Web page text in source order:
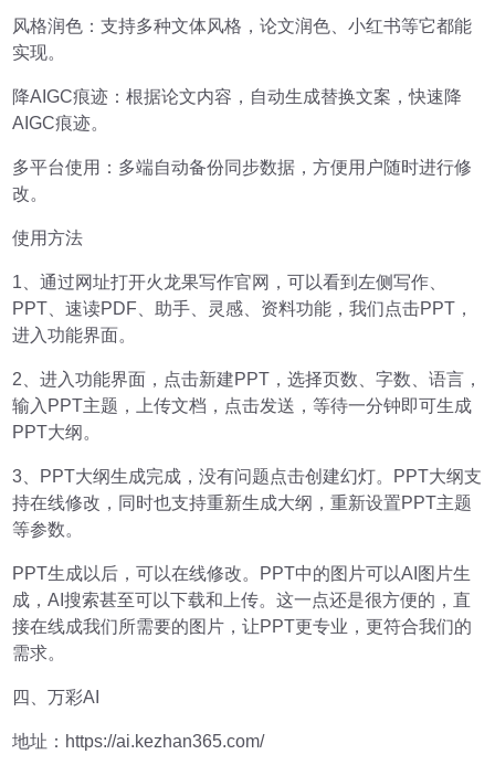
风格润色：支持多种文体风格，论文润色、小红书等它都能
实现。
降AIGC痕迹：根据论文内容，自动生成替换文案，快速降
AIGC痕迹。
多平台使用：多端自动备份同步数据，方便用户随时进行修
改。
使用方法
1、通过网址打开火龙果写作官网，可以看到左侧写作、
PPT、速读PDF、助手、灵感、资料功能，我们点击PPT，
进入功能界面。
2、进入功能界面，点击新建PPT，选择页数、字数、语言，
输入PPT主题，上传文档，点击发送，等待一分钟即可生成
PPT大纲。
3、PPT大纲生成完成，没有问题点击创建幻灯。PPT大纲支
持在线修改，同时也支持重新生成大纲，重新设置PPT主题
等参数。
PPT生成以后，可以在线修改。PPT中的图片可以AI图片生
成，AI搜索甚至可以下载和上传。这一点还是很方便的，直
接在线成我们所需要的图片，让PPT更专业，更符合我们的
需求。
四、万彩AI
地址：https://ai.kezhan365.com/